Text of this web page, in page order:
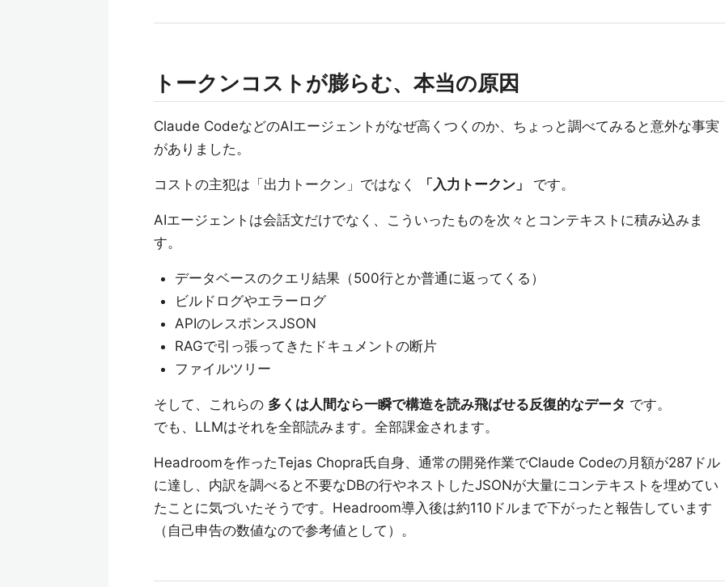
トークンコストが膨らむ、本当の原因
Claude CodeなどのAIエージェントがなぜ高くつくのか、ちょっと調べてみると意外な事実
がありました。
コストの主犯は「出力トークン」ではなく 「入力トークン」 です。
AIエージェントは会話文だけでなく、こういったものを次々とコンテキストに積み込みま
す。
データベースのクエリ結果（500行とか普通に返ってくる）
ビルドログやエラーログ
APIのレスポンスJSON
RAGで引っ張ってきたドキュメントの断片
ファイルツリー
そして、これらの 多くは人間なら一瞬で構造を読み飛ばせる反復的なデータ です。
でも、LLMはそれを全部読みます。全部課金されます。
Headroomを作ったTejas Chopra氏自身、通常の開発作業でClaude Codeの月額が287ドル
に達し、内訳を調べると不要なDBの行やネストしたJSONが大量にコンテキストを埋めてい
たことに気づいたそうです。Headroom導入後は約110ドルまで下がったと報告しています
（自己申告の数値なので参考値として）。